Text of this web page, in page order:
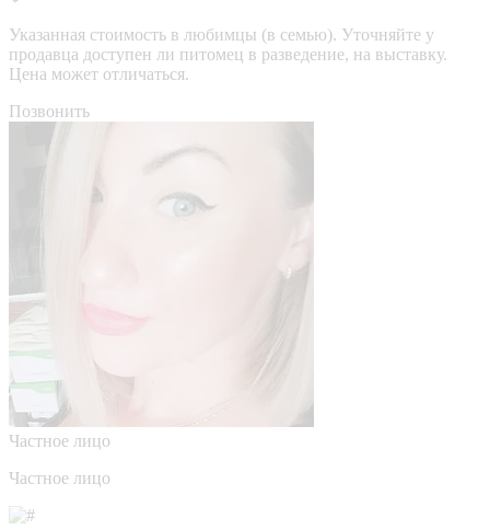
Указанная стоимость в любимцы (в семью). Уточняйте у
продавца доступен ли питомец в разведение, на выставку.
Цена может отличаться.
Позвонить
Частное лицо
Частное лицо